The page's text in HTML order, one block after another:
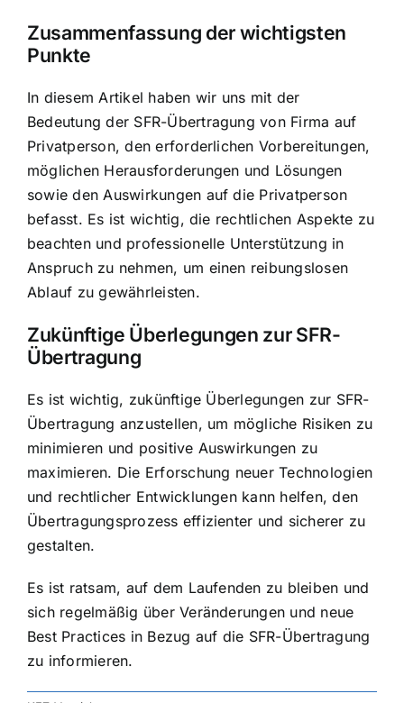
Zusammenfassung der wichtigsten
Punkte
In diesem Artikel haben wir uns mit der
Bedeutung der SFR-Übertragung von Firma auf
Privatperson, den erforderlichen Vorbereitungen,
möglichen Herausforderungen und Lösungen
sowie den Auswirkungen auf die Privatperson
befasst. Es ist wichtig, die rechtlichen Aspekte zu
beachten und professionelle Unterstützung in
Anspruch zu nehmen, um einen reibungslosen
Ablauf zu gewährleisten.
Zukünftige Überlegungen zur SFR-
Übertragung
Es ist wichtig, zukünftige Überlegungen zur SFR-
Übertragung anzustellen, um mögliche Risiken zu
minimieren und positive Auswirkungen zu
maximieren. Die Erforschung neuer Technologien
und rechtlicher Entwicklungen kann helfen, den
Übertragungsprozess effizienter und sicherer zu
gestalten.
Es ist ratsam, auf dem Laufenden zu bleiben und
sich regelmäßig über Veränderungen und neue
Best Practices in Bezug auf die SFR-Übertragung
zu informieren.